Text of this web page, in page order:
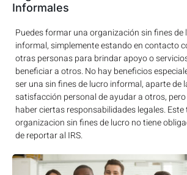
Informales
Puedes formar una organización sin fines de
informal, simplemente estando en contacto
otras personas para brindar apoyo o
beneficiar a otros. No hay beneficios
ser una sin fines de lucro informal, aparte de
satisfacción personal de ayudar a otros,
haber ciertas responsabilidades legales. Este
organizacion sin fines de lucro no tiene
de reportar al IRS.